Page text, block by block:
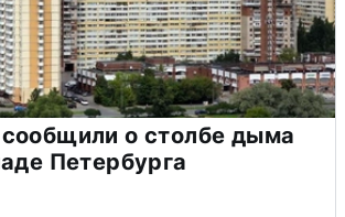
о столбе дыма
Петербурга